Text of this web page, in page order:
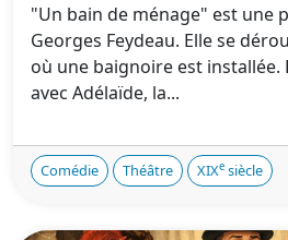
"Un bain de ménage" est une
Georges Feydeau. Elle se
où une baignoire est installée.
avec Adélaïde, la...
Comédie Théâtre XIXe siècle